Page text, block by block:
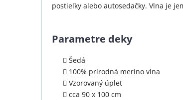
postieľky alebo autosedačky. Vlna je
Parametre deky
Šedá
100% prírodná merino vlna
Vzorovaný úplet
cca 90 x 100 cm